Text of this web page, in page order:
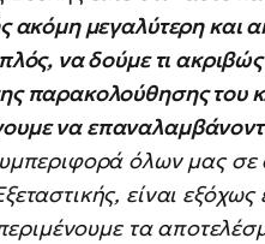
ακόμη μεγαλύτερη και
να δούμε τι
παρακολούθησης του
να
όλων μας σε
είναι
τα